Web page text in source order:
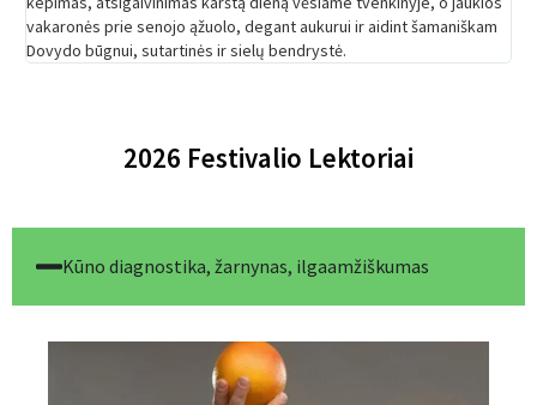
vakaronės prie senojo ąžuolo, degant aukurui ir aidint šamaniškam
Dovydo būgnui, sutartinės ir sielų bendrystė.
2026 Festivalio Lektoriai
Kūno diagnostika, žarnynas, ilgaamžiškumas